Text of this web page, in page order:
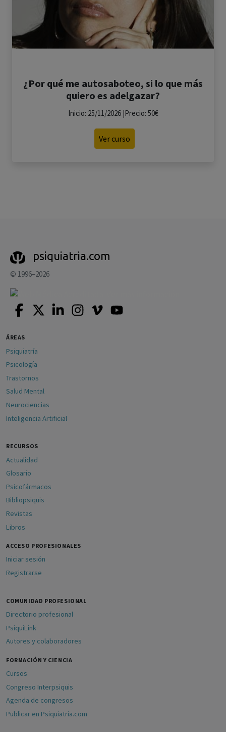
¿Por qué me autosaboteo, si lo que más
quiero es adelgazar?
Inicio: 25/11/2026 |Precio: 50€
Ver curso
psiquiatria.com
© 1996–2026
ÁREAS
Psiquiatría
Psicología
Trastornos
Salud Mental
Neurociencias
Inteligencia Artificial
RECURSOS
Actualidad
Glosario
Psicofármacos
Bibliopsiquis
Revistas
Libros
ACCESO PROFESIONALES
Iniciar sesión
Registrarse
COMUNIDAD PROFESIONAL
Directorio profesional
PsiquiLink
Autores y colaboradores
FORMACIÓN Y CIENCIA
Cursos
Congreso Interpsiquis
Agenda de congresos
Publicar en Psiquiatria.com